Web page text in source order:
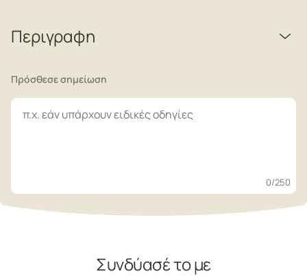
Περιγραφη
Πρόσθεσε σημείωση
0/250
Συνδύασέ το με